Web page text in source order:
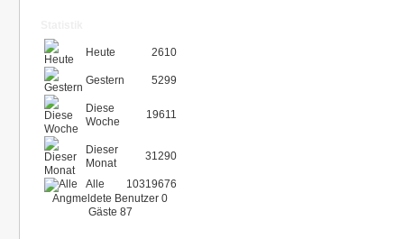
Heute 2610
Gestern 5299
Diese
Woche
19611
Dieser
Monat
31290
Alle
10319676
Angmeldete Benutzer 0
Gäste 87